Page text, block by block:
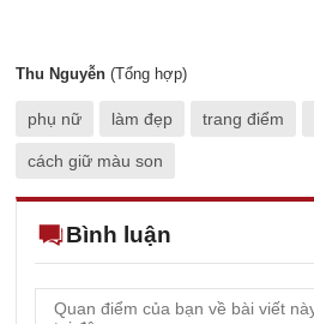
Thu Nguyễn (Tổng hợp)
phụ nữ làm đẹp trang điểm
cách giữ màu son
Bình luận